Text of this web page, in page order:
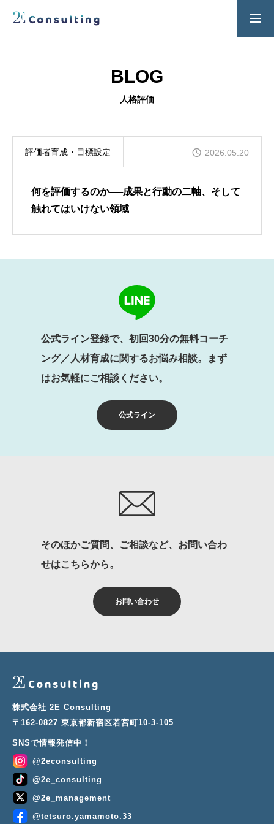
人材育成／経営サポートプログラム
CONTENTS
2E Consulting の人材育成について
COMPANY
会社概要と代表紹介
BLOG
人格評価
評価者育成・目標設定 2026.05.20
何を評価するのか──成果と行動の二軸、そして
触れてはいけない領域
公式ライン
公式ライン登録で、初回30分の無料コーチ
ング／人材育成に関するお悩み相談。まず
はお気軽にご相談ください。
お問い合わせ
そのほかご質問、ご相談など、お問い合わ
せはこちらから。
株式会社 2E Consulting
〒162-0827 東京都新宿区若宮町10-3-105